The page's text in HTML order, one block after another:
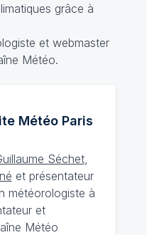
grâce à
et webmaster
Météo.
MétéoParis
Séchet,
et présentateur
météorologiste à
et
Météo